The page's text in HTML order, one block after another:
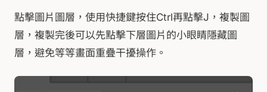
點擊圖片圖層，使用快捷鍵按住Ctrl再點擊J，複製圖
層，複製完後可以先點擊下層圖片的小眼睛隱藏圖
層，避免等等畫面重疊干擾操作。